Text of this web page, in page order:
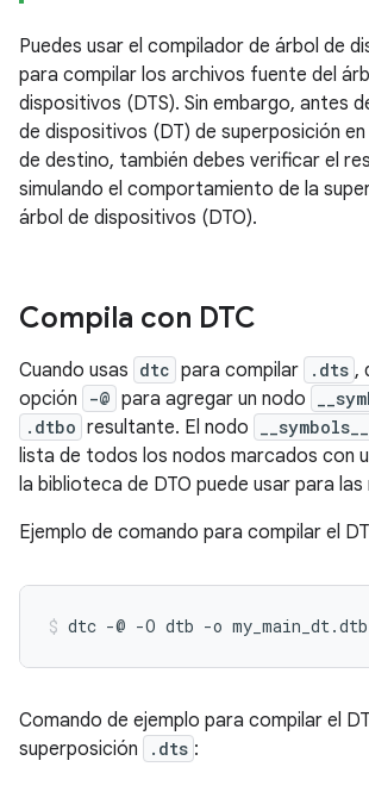
Puedes usar el compilador de árbol de
para compilar los archivos fuente del
dispositivos (DTS). Sin embargo, antes
de dispositivos (DT) de superposición en
de destino, también debes verificar el
simulando el comportamiento de la
árbol de dispositivos (DTO).
Compila con DTC
Cuando usas dtc para compilar .dts ,
opción
-@ para agregar un nodo
.dtbo resultante. El nodo __symbols__
lista de todos los nodos marcados con
la biblioteca de DTO puede usar para
Ejemplo de comando para compilar el
Comando de ejemplo para compilar el
superposición
.dts :